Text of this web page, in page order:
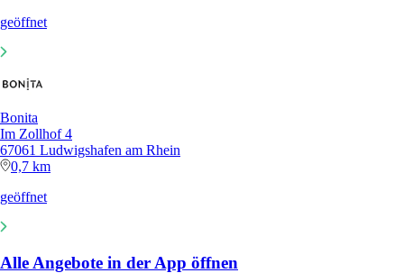
geöffnet
Bonita
Im Zollhof 4
67061 Ludwigshafen am Rhein
0,7 km
geöffnet
Alle Angebote in der App öffnen